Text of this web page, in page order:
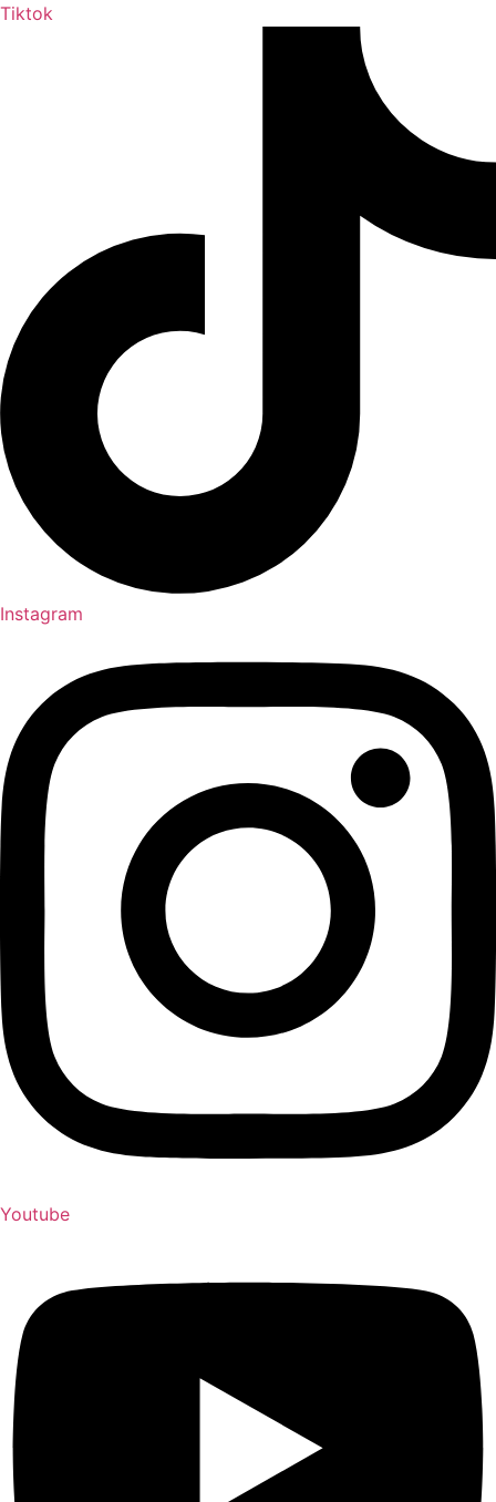
Tiktok
Instagram
Youtube